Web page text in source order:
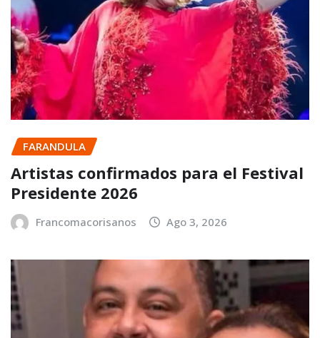
FARANDULA
Artistas confirmados para el Festival
Presidente 2026
Francomacorisanos Ago 3, 2026